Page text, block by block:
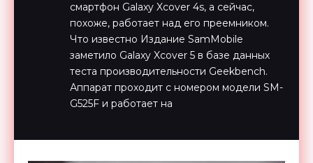
смартфон Galaxy Xcover 4s, а сейчас,
похоже, работает над его преемником.
Что известно Издание SamMobile
заметило Galaxy Xcover 5 в базе данных
теста производительности Geekbench.
Аппарат проходит с номером модели SM-
G525F и работает на